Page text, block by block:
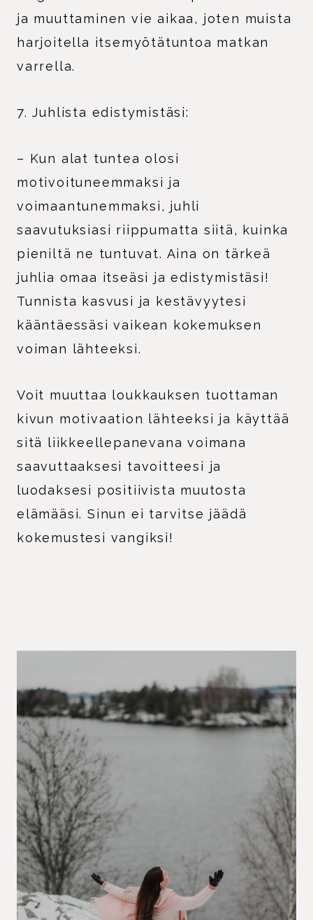
ja muuttaminen vie aikaa, joten muista
harjoitella itsemyötätuntoa matkan
varrella.
7. Juhlista edistymistäsi:
– Kun alat tuntea olosi
motivoituneemmaksi ja
voimaantunemmaksi, juhli
saavutuksiasi riippumatta siitä, kuinka
pieniltä ne tuntuvat. Aina on tärkeä
juhlia omaa itseäsi ja edistymistäsi!
Tunnista kasvusi ja kestävyytesi
kääntäessäsi vaikean kokemuksen
voiman lähteeksi.
Voit muuttaa loukkauksen tuottaman
kivun motivaation lähteeksi ja käyttää
sitä liikkeellepanevana voimana
saavuttaaksesi tavoitteesi ja
luodaksesi positiivista muutosta
elämääsi. Sinun ei tarvitse jäädä
kokemustesi vangiksi!